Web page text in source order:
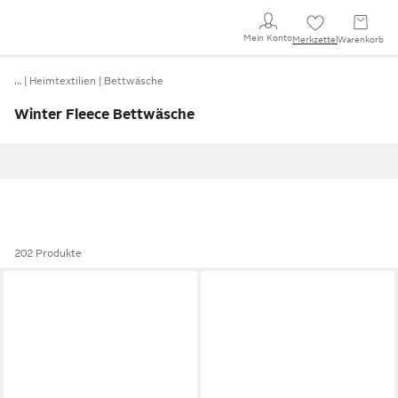
Mein KontoMerkzettel Warenkorb
… Heimtextilien Bettwäsche
Winter Fleece Bettwäsche
202 Produkte